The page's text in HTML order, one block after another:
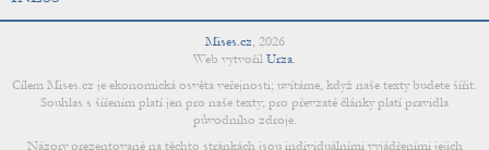
Mises.cz, 2026
Web vytvořil Urza.
Cílem Mises.cz je ekonomická osvěta veřejnosti; uvítáme, když naše texty budete šířit.
Souhlas s šířením platí jen pro naše texty; pro převzaté články platí pravidla
původního zdroje.
Názory prezentované na těchto stránkách jsou individuálními vyjádřeními jejich